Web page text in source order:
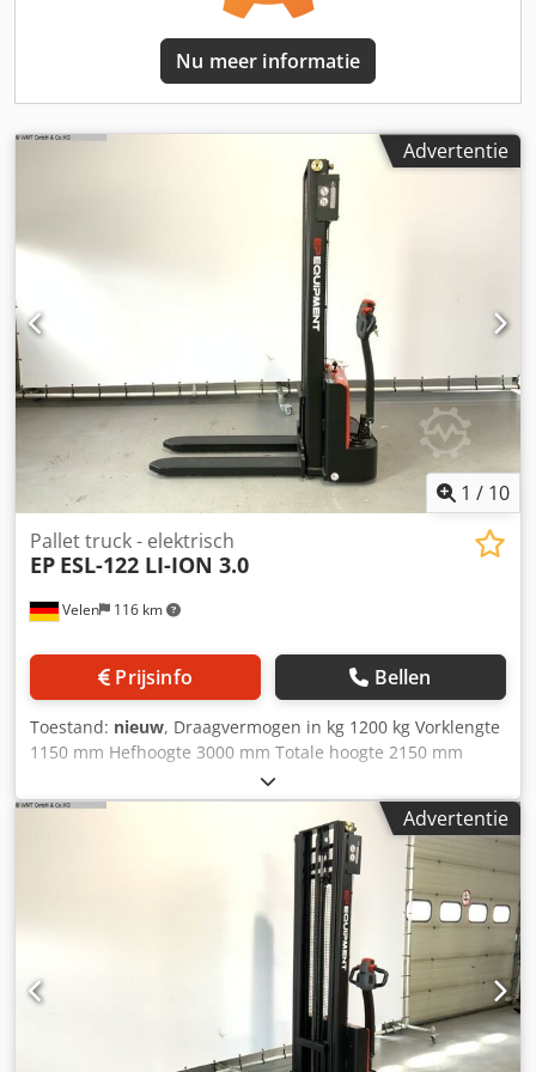
Nu meer informatie
Advertentie
1 / 10
Velen 116 km
Pallet truck - elektrisch
EP ESL-122 LI-ION 3.0
Prijsinfo Bellen
Toestand: nieuw, Draagvermogen in kg 1200 kg Vorklengte
1150 mm Hefhoogte 3000 mm Totale hoogte 2150 mm
Machinegewicht ca. 0,625 t Afmetingen L x B x H 1,71 x 0,8
x 2,15 m De ESL122 is een 24V/80Ah elektrische
vorkheftruck met lithium-ionenmotor. Hij is uitgerust met
een zeer sterk chassis en een mast met hoge stijfheid, die
een hoge operationele stabiliteit garanderen. Dit model
biedt wendbaarheid en efficiënte en effectieve verticale
stapeling. Dcedpfx Ajifw Utokijk stapelen en is ideaal voor
Advertentie